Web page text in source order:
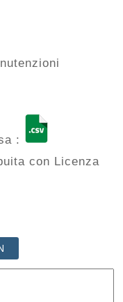
:
con Licenza